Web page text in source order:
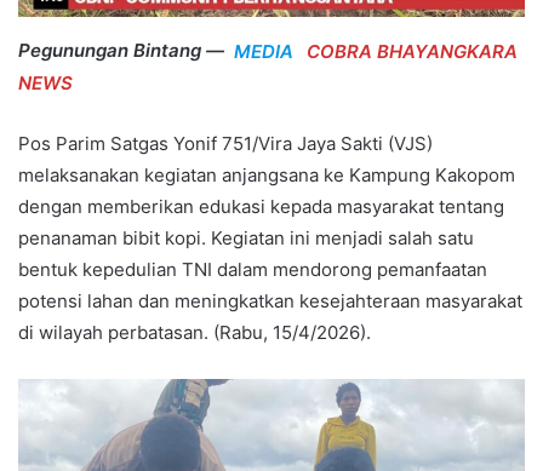
Pegunungan Bintang — MEDIA
COBRA BHAYANGKARA
NEWS
Pos Parim Satgas Yonif 751/Vira Jaya Sakti (VJS)
melaksanakan kegiatan anjangsana ke Kampung Kakopom
dengan memberikan edukasi kepada masyarakat tentang
penanaman bibit kopi. Kegiatan ini menjadi salah satu
bentuk kepedulian TNI dalam mendorong pemanfaatan
potensi lahan dan meningkatkan kesejahteraan masyarakat
di wilayah perbatasan. (Rabu, 15/4/2026).